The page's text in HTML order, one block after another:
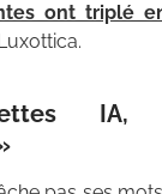
ont triplé
IA,